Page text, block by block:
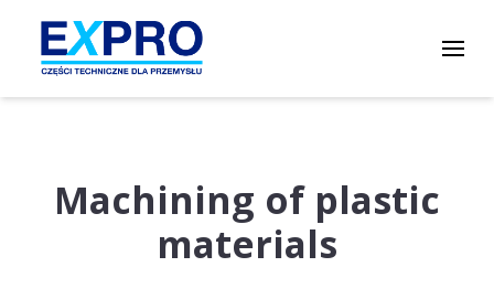
Machining of plastic
materials